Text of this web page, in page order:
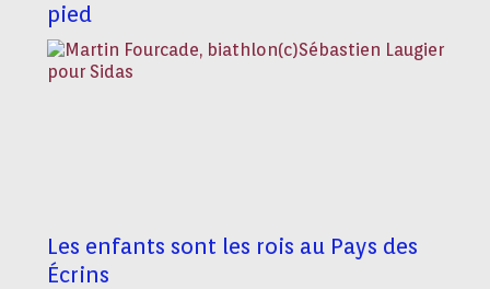
pied
Les enfants sont les rois au Pays des
Écrins